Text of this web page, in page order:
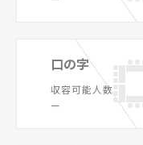
口の字
収容可能人数
ー